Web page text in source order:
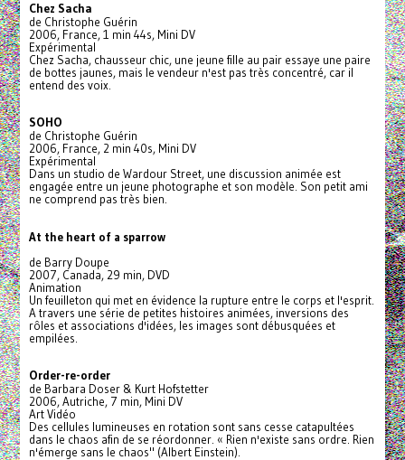
Chez Sacha
de Christophe Guérin
2006, France, 1 min 44s, Mini DV
Expérimental
Chez Sacha, chausseur chic, une jeune fille au pair essaye une paire
de bottes jaunes, mais le vendeur n'est pas très concentré, car il
entend des voix.
SOHO
de Christophe Guérin
2006, France, 2 min 40s, Mini DV
Expérimental
Dans un studio de Wardour Street, une discussion animée est
engagée entre un jeune photographe et son modèle. Son petit ami
ne comprend pas très bien.
At the heart of a sparrow
de Barry Doupe
2007, Canada, 29 min, DVD
Animation
Un feuilleton qui met en évidence la rupture entre le corps et l'esprit.
A travers une série de petites histoires animées, inversions des
rôles et associations d'idées, les images sont débusquées et
empilées.
Order-re-order
de Barbara Doser & Kurt Hofstetter
2006, Autriche, 7 min, Mini DV
Art Vidéo
Des cellules lumineuses en rotation sont sans cesse catapultées
dans le chaos afin de se réordonner. « Rien n'existe sans ordre. Rien
n'émerge sans le chaos" (Albert Einstein).